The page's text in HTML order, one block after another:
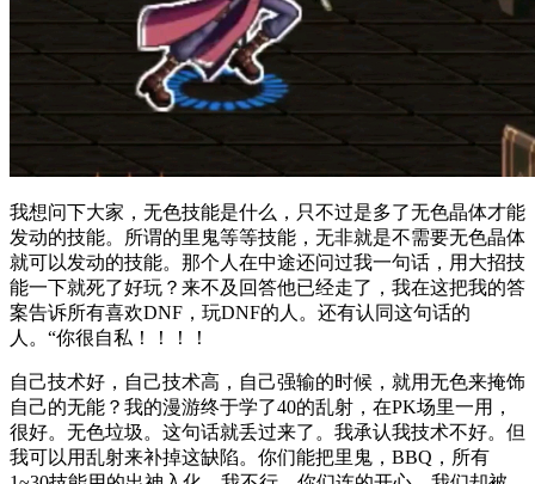
我想问下大家，无色技能是什么，只不过是多了无色晶体才能
发动的技能。所谓的里鬼等等技能，无非就是不需要无色晶体
就可以发动的技能。那个人在中途还问过我一句话，用大招技
能一下就死了好玩？来不及回答他已经走了，我在这把我的答
案告诉所有喜欢DNF，玩DNF的人。还有认同这句话的
人。“你很自私！！！！
自己技术好，自己技术高，自己强输的时候，就用无色来掩饰
自己的无能？我的漫游终于学了40的乱射，在PK场里一用，
很好。无色垃圾。这句话就丢过来了。我承认我技术不好。但
我可以用乱射来补掉这缺陷。你们能把里鬼，BBQ，所有